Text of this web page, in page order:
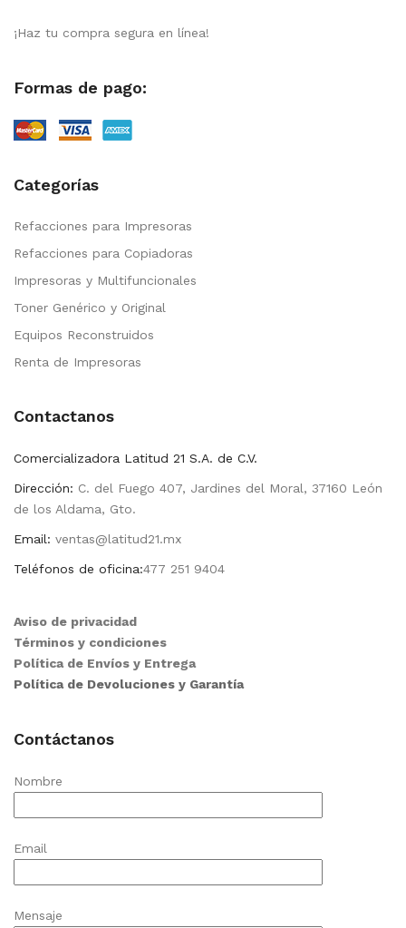
¡Haz tu compra segura en línea!
Formas de pago:
Categorías
Refacciones para Impresoras
Refacciones para Copiadoras
Impresoras y Multifuncionales
Toner Genérico y Original
Equipos Reconstruidos
Renta de Impresoras
Contactanos
Comercializadora Latitud 21 S.A. de C.V.
Dirección: C. del Fuego 407, Jardines del Moral, 37160 León
de los Aldama, Gto.
Email: ventas@latitud21.mx
Teléfonos de oficina:477 251 9404
Aviso de privacidad
Términos y condiciones
Política de Envíos y Entrega
Política de Devoluciones y Garantía
Contáctanos
Nombre
Email
Mensaje